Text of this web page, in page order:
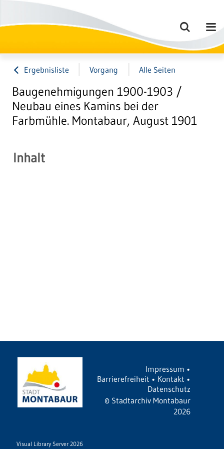
Ergebnisliste Vorgang Alle Seiten
Baugenehmigungen 1900-1903 /
Neubau eines Kamins bei der
Farbmühle. Montabaur, August 1901
Inhalt
Impressum •
Barrierefreiheit • Kontakt •
Datenschutz
© Stadtarchiv Montabaur
2026
Visual Library Server 2026